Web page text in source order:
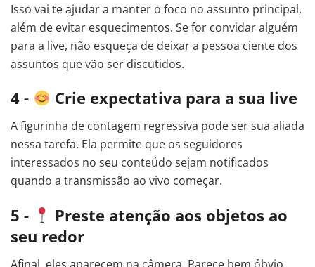
Isso vai te ajudar a manter o foco no assunto principal,
além de evitar esquecimentos. Se for convidar alguém
para a live, não esqueça de deixar a pessoa ciente dos
assuntos que vão ser discutidos.
4 - Crie expectativa para a sua live
A figurinha de contagem regressiva pode ser sua aliada
nessa tarefa. Ela permite que os seguidores
interessados no seu conteúdo sejam notificados
quando a transmissão ao vivo começar.
5 -
Preste atenção aos objetos ao
seu redor
Afinal, eles aparecem na câmera. Parece bem óbvio